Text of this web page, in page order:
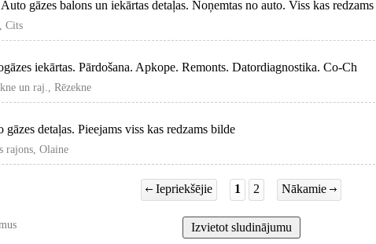
gāzes balons un iekārtas detaļas. Noņemtas no auto. Viss kas redzams
Cits
iekārtas. Pārdošana. Apkope. Remonts. Datordiagnostika. Co-Ch
un raj., Rēzekne
gāzes detaļas. Pieejams viss kas redzams bilde
rajons, Olaine
Iepriekšējie 1 2 Nākamie